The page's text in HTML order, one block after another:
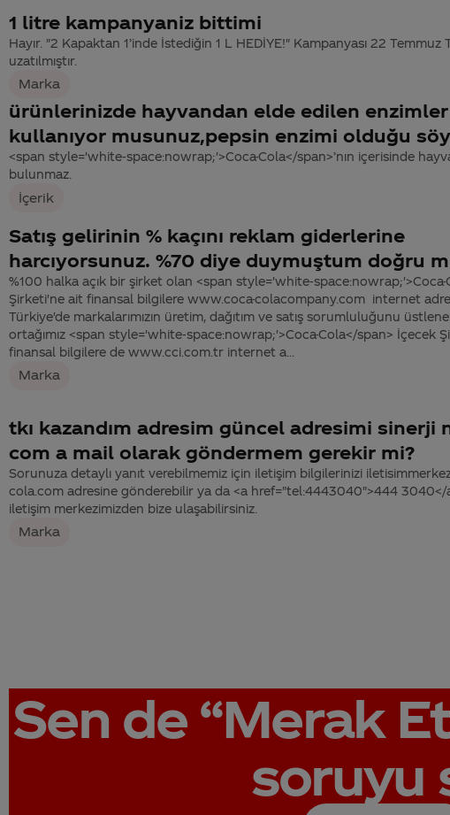
1 litre kampanyaniz bittimi
Hayır. "2 Kapaktan 1’inde İstediğin 1 L HEDİYE!" Kampanyası 22 Temmuz
uzatılmıştır.
Marka
ürünlerinizde hayvandan elde edilen enzimler
kullanıyor musunuz,pepsin enzimi olduğu
<span style='white-space:nowrap;'>Coca-Cola</span>’nın içerisinde
bulunmaz.
İçerik
Satış gelirinin % kaçını reklam giderlerine
harcıyorsunuz. %70 diye duymuştum doğru
%100 halka açık bir şirket olan <span style='white-space:nowrap;'>Coca-
Şirketi'ne ait finansal bilgilere www.coca-colacompany.com internet
Türkiye'de markalarımızın üretim, dağıtım ve satış sorumluluğunu
ortağımız <span style='white-space:nowrap;'>Coca-Cola</span> İçecek
finansal bilgilere de www.cci.com.tr internet a...
Marka
tkı kazandım adresim güncel adresimi sinerji
com a mail olarak göndermem gerekir mi?
Sorunuza detaylı yanıt verebilmemiz için iletişim bilgilerinizi
cola.com adresine gönderebilir ya da <a href="tel:4443040">444 3040</
iletişim merkezimizden bize ulaşabilirsiniz.
Marka
Sen de “Merak
soruyu